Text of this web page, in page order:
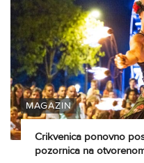
MAGAZIN
Crikvenica ponovno
pozornica na